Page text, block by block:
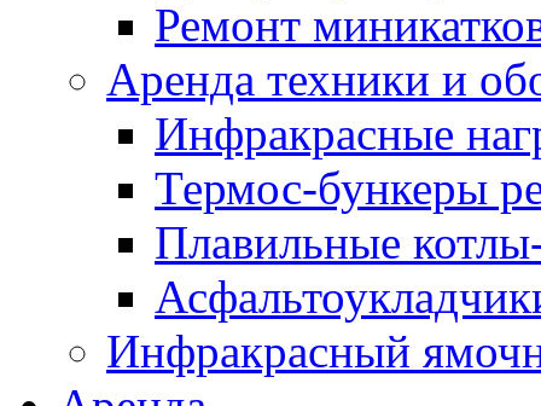
Ремонт
Аренда техники и
Инфракрасные
Термос-бункеры
Плавильные
Инфракрасный